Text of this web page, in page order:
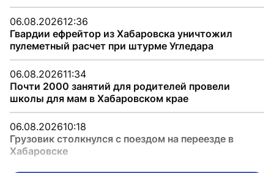
06.08.202612:36
Гвардии ефрейтор из Хабаровска уничтожил
пулеметный расчет при штурме Угледара
06.08.202611:34
Почти 2000 занятий для родителей провели
школы для мам в Хабаровском крае
06.08.202610:18
Грузовик столкнулся с поездом на переезде в
Хабаровске